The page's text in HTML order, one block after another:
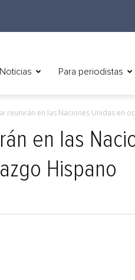
Para periodistas
reunirán en las Naciones Unidas en
en las
Hispano